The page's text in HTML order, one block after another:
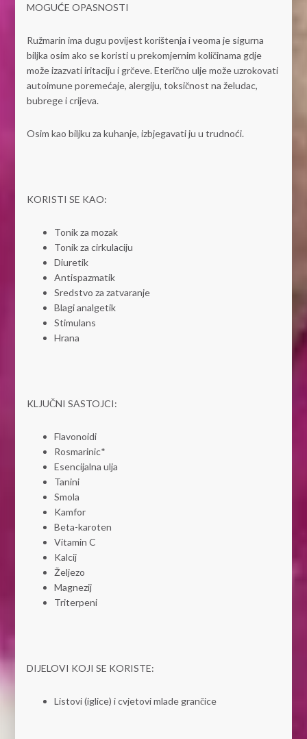
MOGUĆE OPASNOSTI
Ružmarin ima dugu povijest korištenja i veoma je sigurna
biljka osim ako se koristi u prekomjernim količinama gdje
može izazvati iritaciju i grčeve. Eterično ulje može uzrokovati
autoimune poremećaje, alergiju, toksičnost na želudac,
bubrege i crijeva.
Osim kao biljku za kuhanje, izbjegavati ju u trudnoći.
KORISTI SE KAO:
Tonik za mozak
Tonik za cirkulaciju
Diuretik
Antispazmatik
Sredstvo za zatvaranje
Blagi analgetik
Stimulans
Hrana
KLJUČNI SASTOJCI:
Flavonoidi
Rosmarinic*
Esencijalna ulja
Tanini
Smola
Kamfor
Beta-karoten
Vitamin C
Kalcij
Željezo
Magnezij
Triterpeni
DIJELOVI KOJI SE KORISTE:
Listovi (iglice) i cvjetovi mlade grančice